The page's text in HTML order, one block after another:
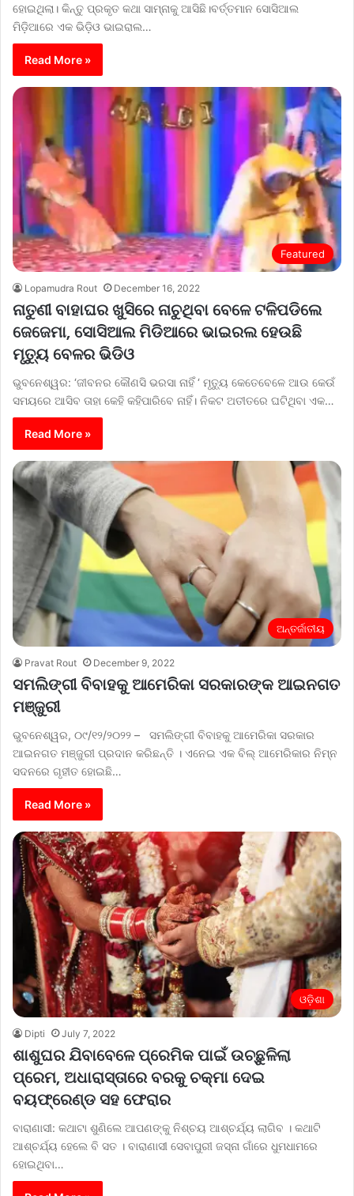
ହୋଇଥିଲା। କିନ୍ତୁ ପ୍ରକୃତ କଥା ସାମ୍ନାକୁ ଆସିଛି।ବର୍ତ୍ତମାନ ସୋସିଆଲ
ମିଡ଼ିଆରେ ଏକ ଭିଡ଼ିଓ ଭାଇରାଲ…
Read More »
Featured
Lopamudra Rout December 16, 2022
ନାତୁଣୀ ବାହାଘର ଖୁସିରେ ନାଚୁଥିବା ବେଳେ ଟଳିପଡିଲେ
ଜେଜେମା, ସୋସିଆଲ ମିଡିଆରେ ଭାଇରଲ ହେଉଛି
ମୃତ୍ୟୁ ବେଳର ଭିଡିଓ
ଭୁବନେଶ୍ୱର: ‘ଜୀବନର କୌଣସି ଭରସା ନାହିଁ ‘ ମୃତ୍ୟୁ କେତେବେଳେ ଆଉ କେଉଁ
ସମୟରେ ଆସିବ ତାହା କେହି କହିପାରିବେ ନାହିଁ। ନିକଟ ଅତୀତରେ ଘଟିଥିବା ଏକ…
Read More »
ଅନ୍ତର୍ଜାତୀୟ
Pravat Rout December 9, 2022
ସମଲିଙ୍ଗୀ ବିବାହକୁ ଆମେରିକା ସରକାରଙ୍କ ଆଇନଗତ
ମଞ୍ଜୁରୀ
ଭୁବନେଶ୍ୱର, ୦୯/୧୨/୨୦୨୨ – ସମଲିଙ୍ଗୀ ବିବାହକୁ ଆମେରିକା ସରକାର
ଆଇନଗତ ମଞ୍ଜୁରୀ ପ୍ରଦାନ କରିଛନ୍ତି । ଏନେଇ ଏକ ବିଲ୍ ଆମେରିକାର ନିମ୍ନ
ସଦନରେ ଗୃହୀତ ହୋଇଛି…
Read More »
ଓଡ଼ିଶା
Dipti July 7, 2022
ଶାଶୁଘର ଯିବାବେଳେ ପ୍ରେମିକ ପାଇଁ ଉଚ୍ଛୁଳିଲା
ପ୍ରେମ, ଅଧାରାସ୍ତାରେ ବରକୁ ଚକ୍‌ମା ଦେଇ
ବୟଫ୍ରେଣ୍ଡ ସହ ଫେରାର
ବାରାଣାସୀ: କଥାଟା ଶୁଣିଲେ ଆପଣଙ୍କୁ ନିଶ୍ଚୟ ଆଶ୍ଚର୍ଯ୍ୟ ଲାଗିବ । କଥାଟି
ଆଶ୍ଚର୍ଯ୍ୟ ହେଲେ ବି ସତ । ବାରାଣାସୀ ସେବାପୁରୀ ଜସ୍ନା ଗାଁରେ ଧୁମଧାମରେ
ହୋଇଥିବା…